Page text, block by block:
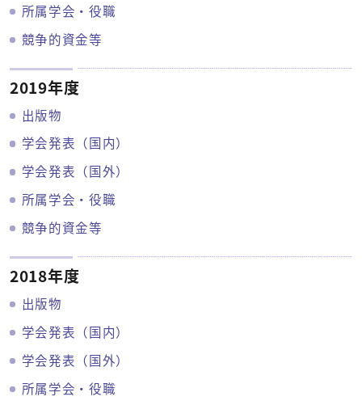
所属学会・役職
競争的資金等
2019年度
出版物
学会発表（国内）
学会発表（国外）
所属学会・役職
競争的資金等
2018年度
出版物
学会発表（国内）
学会発表（国外）
所属学会・役職